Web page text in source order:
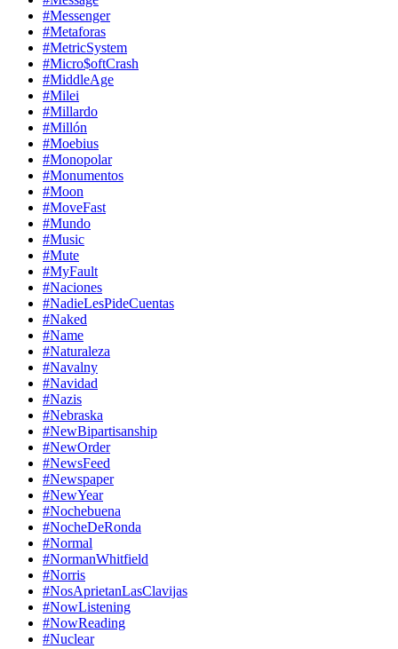
#Messenger
#Metaforas
#MetricSystem
#Micro$oftCrash
#MiddleAge
#Milei
#Millardo
#Millón
#Moebius
#Monopolar
#Monumentos
#Moon
#MoveFast
#Mundo
#Music
#Mute
#MyFault
#Naciones
#NadieLesPideCuentas
#Naked
#Name
#Naturaleza
#Navalny
#Navidad
#Nazis
#Nebraska
#NewBipartisanship
#NewOrder
#NewsFeed
#Newspaper
#NewYear
#Nochebuena
#NocheDeRonda
#Normal
#NormanWhitfield
#Norris
#NosAprietanLasClavijas
#NowListening
#NowReading
#Nuclear